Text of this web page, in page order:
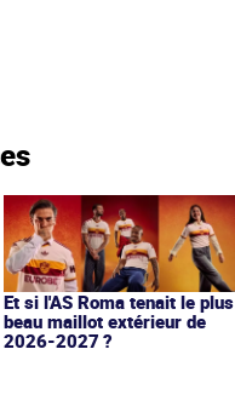
Et si l'AS Roma tenait le plus
beau maillot extérieur de
2026-2027 ?